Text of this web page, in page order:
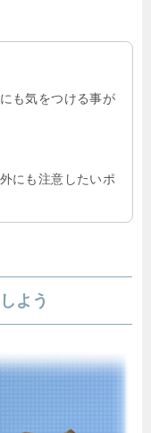
も気をつける事が
にも注意したいポ
よう